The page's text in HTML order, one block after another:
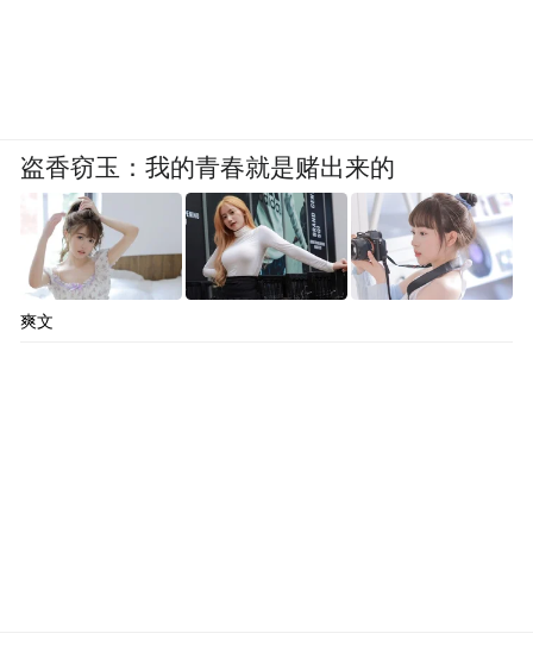
盗香窃玉：我的青春就是赌出来的
爽文